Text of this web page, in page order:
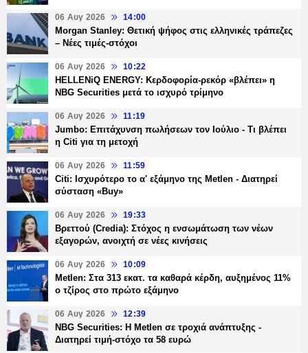
06 Αυγ 2026 14:00
Morgan Stanley: Θετική ψήφος στις ελληνικές τράπεζες
– Νέες τιμές-στόχοι
06 Αυγ 2026 10:22
HELLENiQ ENERGY: Κερδοφορία-ρεκόρ «βλέπει» η
NBG Securities μετά το ισχυρό τρίμηνο
06 Αυγ 2026 11:19
Jumbo: Επιτάχυνση πωλήσεων τον Ιούλιο - Τι βλέπει
η Citi για τη μετοχή
06 Αυγ 2026 11:59
Citi: Ισχυρότερο το α' εξάμηνο της Metlen - Διατηρεί
σύσταση «Buy»
06 Αυγ 2026 19:33
Βρεττού (Credia): Στόχος η ενσωμάτωση των νέων
εξαγορών, ανοιχτή σε νέες κινήσεις
06 Αυγ 2026 10:09
Metlen: Στα 313 εκατ. τα καθαρά κέρδη, αυξημένος 11%
ο τζίρος στο πρώτο εξάμηνο
06 Αυγ 2026 12:39
NBG Securities: Η Metlen σε τροχιά ανάπτυξης -
Διατηρεί τιμή-στόχο τα 58 ευρώ